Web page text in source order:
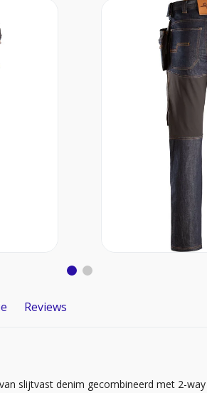
Reviews
slijtvast denim gecombineerd met 2-